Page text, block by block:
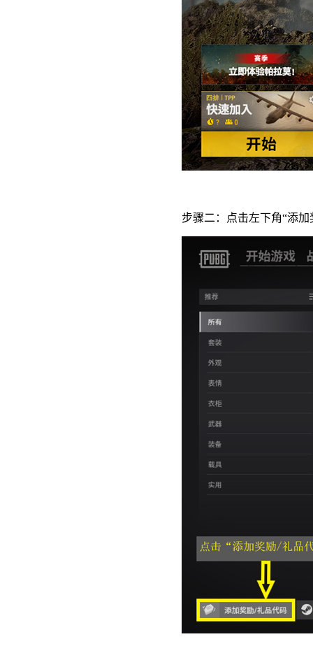
步骤二：点击左下角“添加